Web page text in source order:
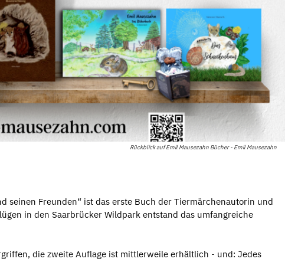
Rückblick auf Emil Mausezahn Bücher - Emil Mausezahn
seinen Freunden“ ist das erste Buch der Tiermärchenautorin und
in den Saarbrücker Wildpark entstand das umfangreiche
die zweite Auflage ist mittlerweile erhältlich - und: Jedes